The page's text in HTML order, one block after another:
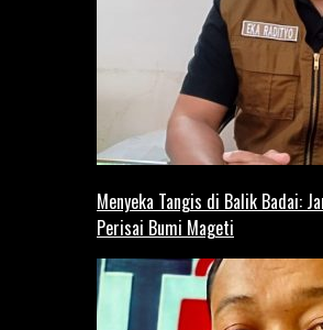
Menyeka Tangis di Balik Badai:
Perisai Bumi Mageti